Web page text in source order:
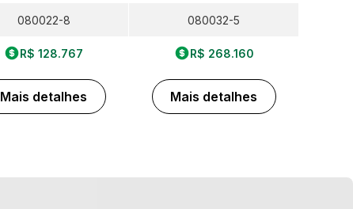
080022-8
R$ 128.767
Mais detalhes
080032-5
R$ 268.160
Mais detalhes